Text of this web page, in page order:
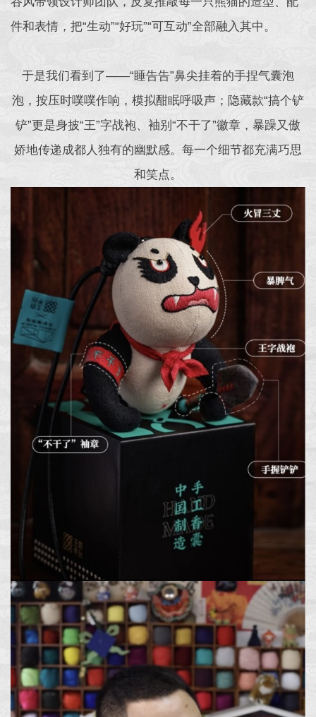
件和表情，把“生动”“好玩”“可互动”全部融入其中。
于是我们看到了——“睡告告”鼻尖挂着的手捏气囊泡
泡，按压时噗噗作响，模拟酣眠呼吸声；隐藏款“搞个铲
铲”更是身披“王”字战袍、袖别“不干了”徽章，暴躁又傲
娇地传递成都人独有的幽默感。每一个细节都充满巧思
和笑点。